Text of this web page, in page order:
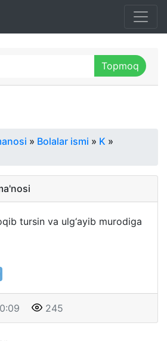
» Bolalar ismi » K »
tursin va ulg‘ayib murodiga
245